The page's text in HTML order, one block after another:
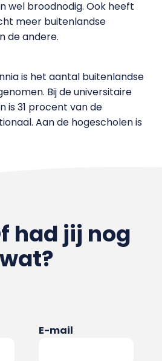
wel broodnodig. Ook heeft
meer buitenlandse
de andere.
is het aantal buitenlandse
Bij de universitaire
is 31 procent van de
Aan de hogescholen is
had jij nog
wat?
E-mail